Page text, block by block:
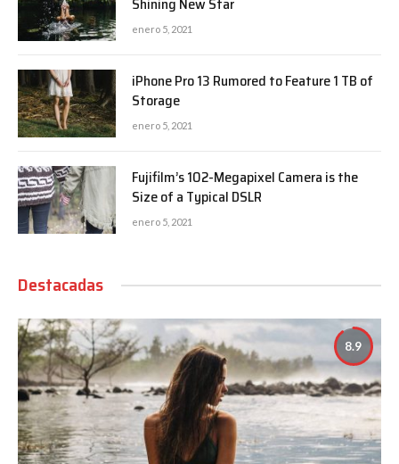
enero 5, 2021
iPhone Pro 13 Rumored to Feature 1 TB of
Storage
enero 5, 2021
Fujifilm’s 102-Megapixel Camera is the
Size of a Typical DSLR
enero 5, 2021
Destacadas
8.9